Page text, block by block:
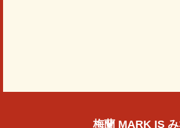
梅蘭 MARK IS